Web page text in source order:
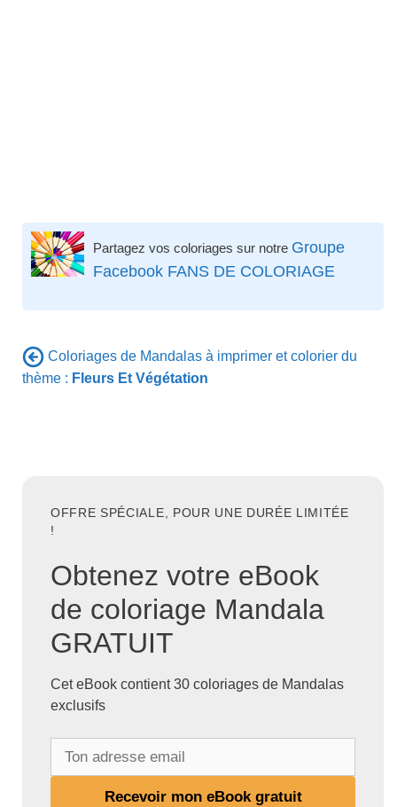
Partagez vos coloriages sur notre Groupe
Facebook FANS DE COLORIAGE
Coloriages de Mandalas à imprimer et colorier du
thème : Fleurs Et Végétation
OFFRE SPÉCIALE, POUR UNE DURÉE LIMITÉE
!
Obtenez votre eBook
de coloriage Mandala
GRATUIT
Cet eBook contient 30 coloriages de Mandalas
exclusifs
Recevoir mon eBook gratuit